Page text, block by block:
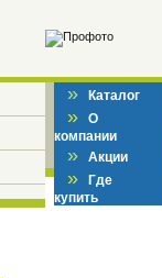
» Каталог
» О
компании
» Акции
» Где
купить